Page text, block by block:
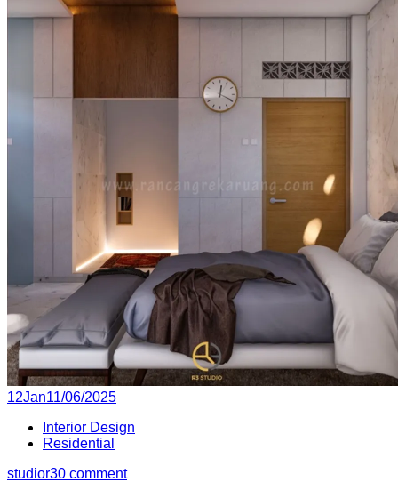
P
d
12Jan11/06/2025
Interior Design
Residential
studior30 comment